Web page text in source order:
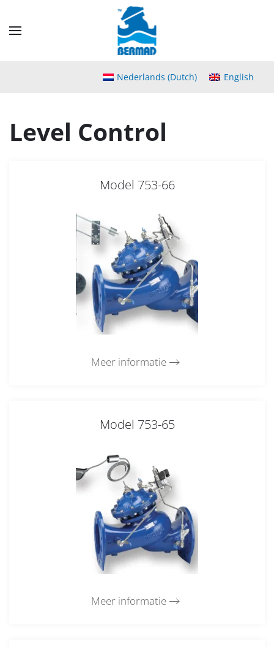
Nederlands (Dutch) English
Level Control
Model 753-66
Meer informatie
Model 753-65
Meer informatie